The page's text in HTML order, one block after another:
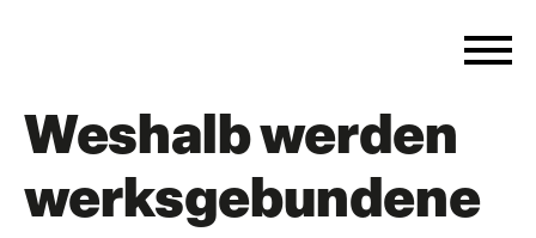
Weshalb werden
werksgebundene